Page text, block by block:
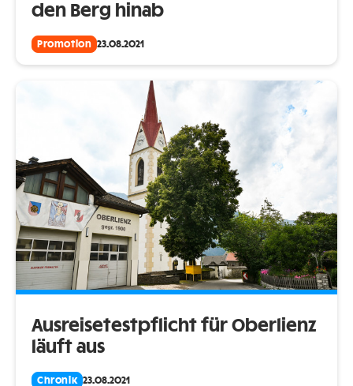
den Berg hinab
Promotion 23.08.2021
Ausreisetestpflicht für Oberlienz
läuft aus
Chronik 23.08.2021